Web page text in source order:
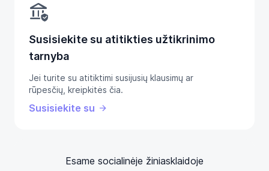
assured_workload
Susisiekite su atitikties užtikrinimo
tarnyba
Jei turite su atitiktimi susijusių klausimų ar
rūpesčių, kreipkitės čia.
Susisiekite su
Esame socialinėje žiniasklaidoje